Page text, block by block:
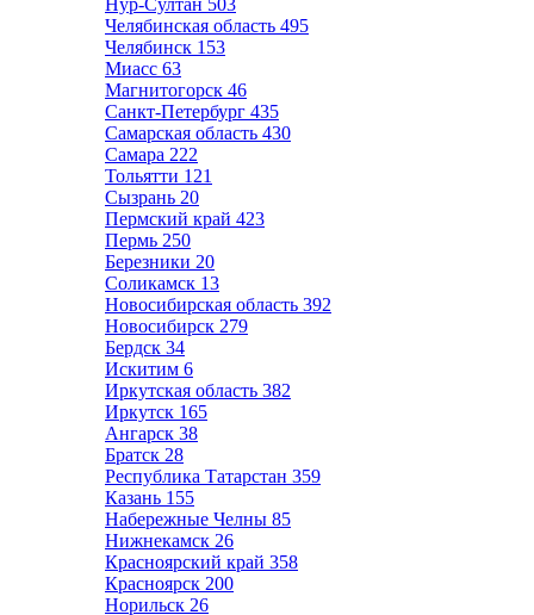
Нур-Султан 503
Челябинская область 495
Челябинск 153
Миасс 63
Магнитогорск 46
Санкт-Петербург 435
Самарская область 430
Самара 222
Тольятти 121
Сызрань 20
Пермский край 423
Пермь 250
Березники 20
Соликамск 13
Новосибирская область 392
Новосибирск 279
Бердск 34
Искитим 6
Иркутская область 382
Иркутск 165
Ангарск 38
Братск 28
Республика Татарстан 359
Казань 155
Набережные Челны 85
Нижнекамск 26
Красноярский край 358
Красноярск 200
Норильск 26